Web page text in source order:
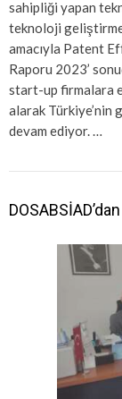
sahipliği yapan
teknoloji
amacıyla Patent
Raporu 2023’
start-up firmalara
alarak Türkiye’nin
devam ediyor. …